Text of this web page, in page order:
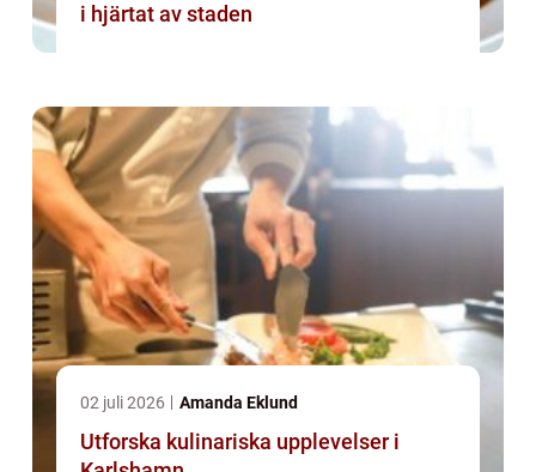
i hjärtat av staden
02 juli 2026 Amanda Eklund
Utforska kulinariska upplevelser i